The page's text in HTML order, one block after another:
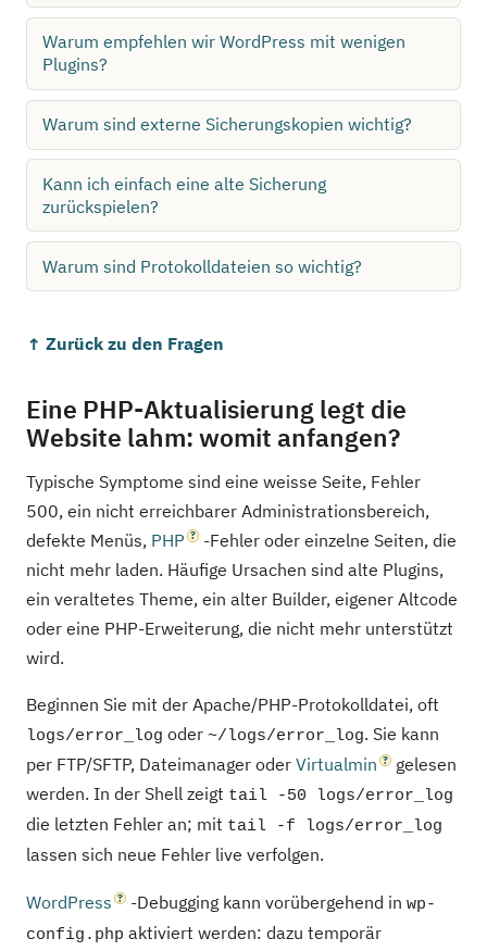
Warum empfehlen wir WordPress mit wenigen
Plugins?
Warum sind externe Sicherungskopien wichtig?
Kann ich einfach eine alte Sicherung
zurückspielen?
Warum sind Protokolldateien so wichtig?
↑ Zurück zu den Fragen
Eine PHP-Aktualisierung legt die
Website lahm: womit anfangen?
Typische Symptome sind eine weisse Seite, Fehler
500, ein nicht erreichbarer Administrationsbereich,
defekte Menüs, PHP
-Fehler oder einzelne Seiten, die
nicht mehr laden. Häufige Ursachen sind alte Plugins,
ein veraltetes Theme, ein alter Builder, eigener Altcode
oder eine PHP-Erweiterung, die nicht mehr unterstützt
wird.
Beginnen Sie mit der Apache/PHP-Protokolldatei, oft
logs/error_log oder ~/logs/error_log. Sie kann
per FTP/SFTP, Dateimanager oder Virtualmin
gelesen
werden. In der Shell zeigt tail -50 logs/error_log
die letzten Fehler an; mit tail -f logs/error_log
lassen sich neue Fehler live verfolgen.
WordPress -Debugging kann vorübergehend inwp-
config.php aktiviert werden: dazu temporär